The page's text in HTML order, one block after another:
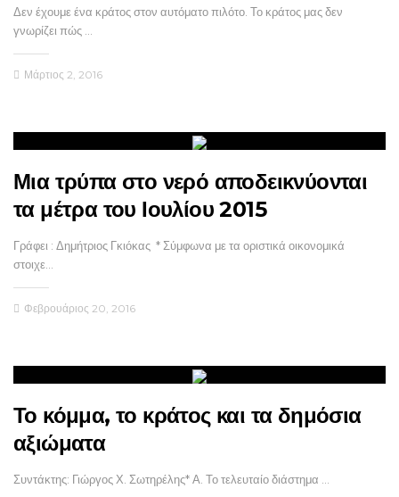
Δεν έχουμε ένα κράτος στον αυτόματο πιλότο. Το κράτος μας δεν
γνωρίζει πώς …
Μάρτιος 2, 2016
Μια τρύπα στο νερό αποδεικνύονται
τα μέτρα του Ιουλίου 2015
Γράφει : Δημήτριος Γκιόκας * Σύμφωνα με τα οριστικά οικονομικά
στοιχε…
Φεβρουάριος 20, 2016
Το κόμμα, το κράτος και τα δημόσια
αξιώματα
Συντάκτης: Γιώργος Χ. Σωτηρέλης* Α. Το τελευταίο διάστημα …